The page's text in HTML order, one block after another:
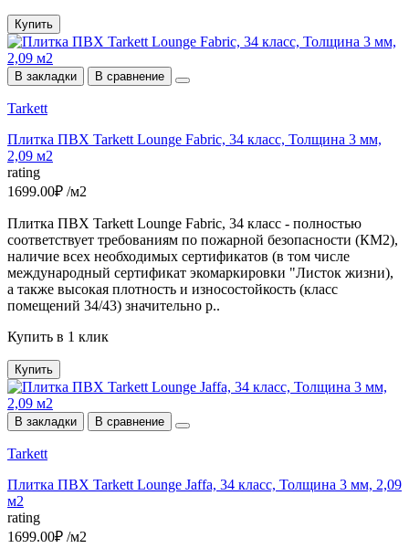
Купить
В закладки В сравнение
Tarkett
Плитка ПВХ Tarkett Lounge Fabric, 34 класс, Толщина 3 мм,
2,09 м2
rating
1699.00₽ /м2
Плитка ПВХ Tarkett Lounge Fabric, 34 класс - полностью
соответствует требованиям по пожарной безопасности (КМ2),
наличие всех необходимых сертификатов (в том числе
международный сертификат экомаркировки "Листок жизни),
а также высокая плотность и износостойкость (класс
помещений 34/43) значительно р..
Купить в 1 клик
Купить
В закладки В сравнение
Tarkett
Плитка ПВХ Tarkett Lounge Jaffa, 34 класс, Толщина 3 мм, 2,09
м2
rating
1699.00₽ /м2